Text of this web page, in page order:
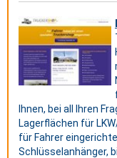
Ihnen, bei all Ihren
Lagerflächen für
für Fahrer
Schlüsselanhänger,